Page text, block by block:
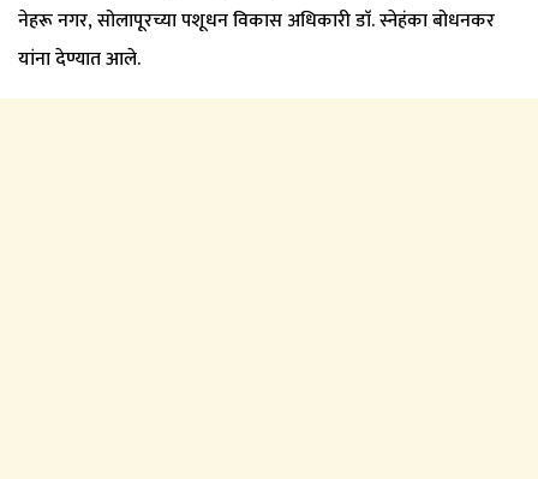
नेहरू नगर, सोलापूरच्या पशूधन विकास अधिकारी डाॅ. स्नेहंका बोधनकर
यांना देण्यात आले.